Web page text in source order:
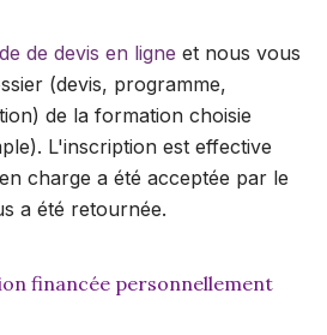
de devis en ligne et nous vous
(devis, programme,
de la formation choisie
L'inscription est effective
charge a été acceptée par le
a été retournée.
financée personnellement